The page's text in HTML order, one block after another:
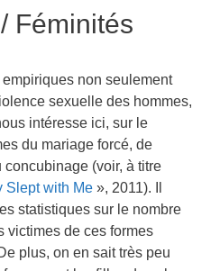
Féminités
empiriques non seulement
sexuelle des hommes,
intéresse ici, sur le
du mariage forcé, de
concubinage (voir, à titre
Slept with Me », 2011). Il
statistiques sur le nombre
victimes de ces formes
plus, on en sait très peu